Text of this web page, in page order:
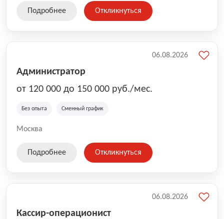
Подробнее Откликнуться
Администратор
от 120 000 до 150 000 руб./мес.
Без опыта Сменный график
Москва
06.08.2026
Подробнее Откликнуться
Кассир-операционист
06.08.2026